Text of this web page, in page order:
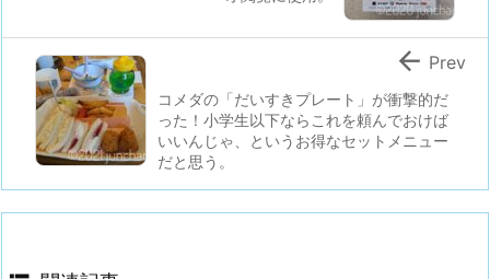
コメダの「だいすきプレート」が衝撃的だ
った！小学生以下ならこれを頼んでおけば
いいんじゃ、というお得なセットメニュー
だと思う。
 Prev